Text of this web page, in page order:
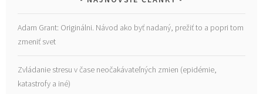
Adam Grant: Originálni. Návod ako byť nadaný, prežiť to a popri tom
zmeniť svet
Zvládanie stresu v čase neočakávateľných zmien (epidémie,
katastrofy a iné)